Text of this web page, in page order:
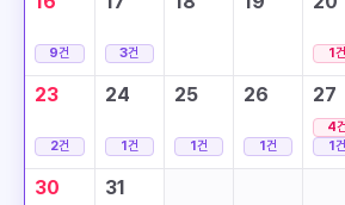
9건 3건 1건
23
2건
24
1건
25
1건
26
1건
27
4건
1건
30 31